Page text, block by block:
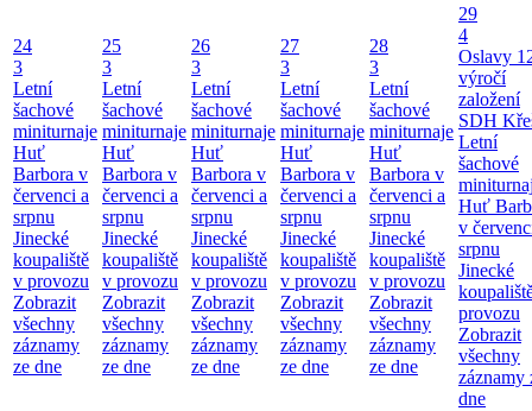
24
3
Letní
šachové
miniturnaje
Huť
Barbora v
červenci a
srpnu
Jinecké
koupaliště
v provozu
Zobrazit
všechny
záznamy
ze dne
25
3
Letní
šachové
miniturnaje
Huť
Barbora v
červenci a
srpnu
Jinecké
koupaliště
v provozu
Zobrazit
všechny
záznamy
ze dne
26
3
Letní
šachové
miniturnaje
Huť
Barbora v
červenci a
srpnu
Jinecké
koupaliště
v provozu
Zobrazit
všechny
záznamy
ze dne
27
3
Letní
šachové
miniturnaje
Huť
Barbora v
červenci a
srpnu
Jinecké
koupaliště
v provozu
Zobrazit
všechny
záznamy
ze dne
28
3
Letní
šachové
miniturnaje
Huť
Barbora v
červenci a
srpnu
Jinecké
koupaliště
v provozu
Zobrazit
všechny
záznamy
ze dne
29
4
Oslavy
výročí
založení
SDH
Letní
šachové
Huť
v
srpnu
Jinecké
provozu
Zobrazit
všechny
záznamy
dne